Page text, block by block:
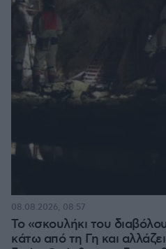
Το «σκουλήκι του
κάτω από τη Γη και
08.08.2026, 08:57